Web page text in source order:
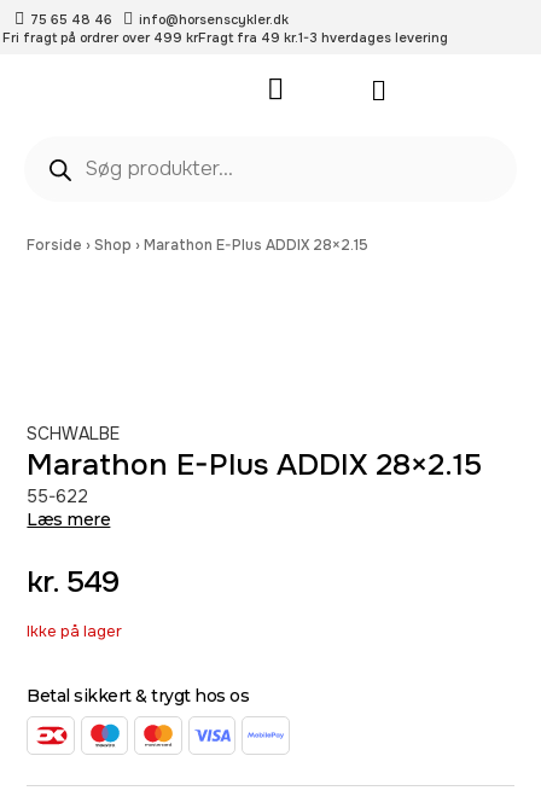
75 65 48 46
info@horsenscykler.dk
Fri fragt på ordrer over 499 krFragt fra 49 kr.1-3 hverdages levering
Forside ›Shop ›Marathon E-Plus ADDIX 28×2.15
SCHWALBE
Marathon E-Plus ADDIX 28×2.15
55-622
Læs mere
kr. 549
Ikke på lager
Betal sikkert & trygt hos os